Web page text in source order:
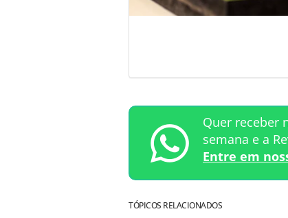
Quer receber
semana e a
Entre em
TÓPICOS RELACIONADOS